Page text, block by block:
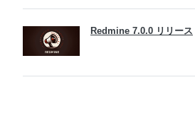
Redmine 7.0.0 リリース